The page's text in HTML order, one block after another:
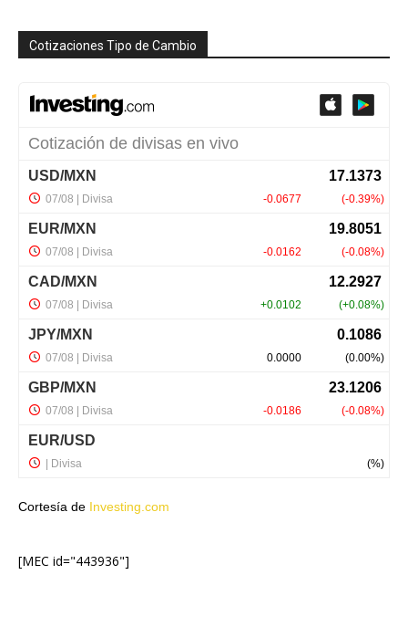
Cotizaciones Tipo de Cambio
Cortesía de Investing.com
[MEC id="443936"]